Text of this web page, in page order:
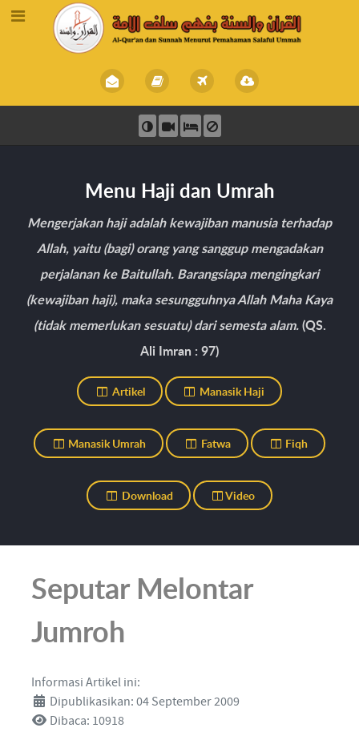
Menu Haji dan Umrah
Mengerjakan haji adalah kewajiban manusia terhadap
Allah, yaitu (bagi) orang yang sanggup mengadakan
perjalanan ke Baitullah. Barangsiapa mengingkari
(kewajiban haji), maka sesungguhnya Allah Maha Kaya
(tidak memerlukan sesuatu) dari semesta alam.(QS.
Ali Imran : 97)
Artikel Manasik Haji
Manasik Umrah Fatwa Fiqh
Download Video
Seputar Melontar
Jumroh
Informasi Artikel ini:
Dipublikasikan: 04 September 2009
Dibaca: 10918